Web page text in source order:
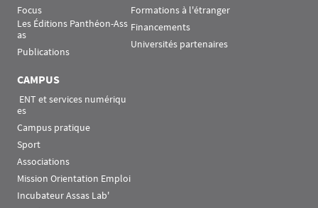
Focus
Les Éditions Panthéon-Ass
as
Publications
Formations à l'étranger
Financements
Universités partenaires
CAMPUS
es
Campus pratique
Sport
Associations
Mission Orientation Emploi
Incubateur Assas Lab'